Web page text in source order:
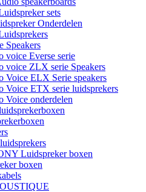
sets
Onderdelen
Speakers
voice Everse serie
voice ZLX serie Speakers
Voice ELX Serie speakers
Voice ETX serie luidsprekers
Voice onderdelen
Luidspreker boxen
boxen